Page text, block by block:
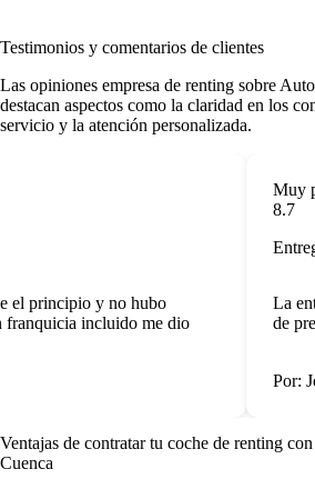
Testimonios y comentarios de clientes
Las opiniones empresa de renting sobre
destacan aspectos como la claridad en los
servicio y la atención personalizada.
el principio y no hubo
incluido me dio
Muy
8.7
La
de
Por:
Ventajas de contratar tu coche de renting
Cuenca